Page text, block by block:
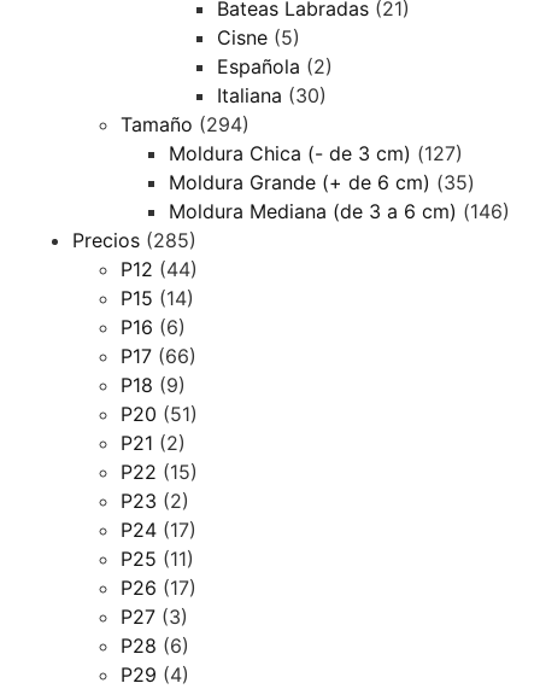
Bateas Labradas (21)
Cisne (5)
Española (2)
Italiana (30)
Tamaño (294)
Moldura Chica (- de 3 cm) (127)
Moldura Grande (+ de 6 cm) (35)
Moldura Mediana (de 3 a 6 cm) (146)
Precios (285)
P12 (44)
P15 (14)
P16 (6)
P17 (66)
P18 (9)
P20 (51)
P21 (2)
P22 (15)
P23 (2)
P24 (17)
P25 (11)
P26 (17)
P27 (3)
P28 (6)
P29 (4)